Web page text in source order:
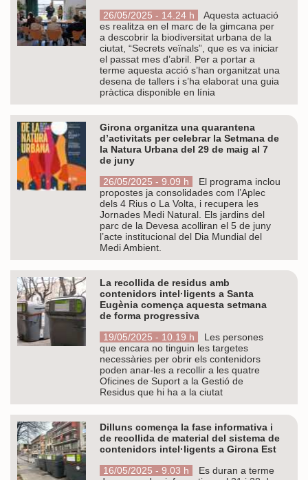
26/05/2025 - 14.24 h
Aquesta actuació
es realitza en el marc de la gimcana per
a descobrir la biodiversitat urbana de la
ciutat, “Secrets veïnals”, que es va iniciar
el passat mes d’abril. Per a portar a
terme aquesta acció s’han organitzat una
desena de tallers i s’ha elaborat una guia
pràctica disponible en línia
Girona organitza una quarantena
d’activitats per celebrar la Setmana de
la Natura Urbana del 29 de maig al 7
de juny
26/05/2025 - 9.09 h
El programa inclou
propostes ja consolidades com l’Aplec
dels 4 Rius o La Volta, i recupera les
Jornades Medi Natural. Els jardins del
parc de la Devesa acolliran el 5 de juny
l’acte institucional del Dia Mundial del
Medi Ambient.
La recollida de residus amb
contenidors intel·ligents a Santa
Eugènia comença aquesta setmana
de forma progressiva
19/05/2025 - 10.19 h
Les persones
que encara no tinguin les targetes
necessàries per obrir els contenidors
poden anar-les a recollir a les quatre
Oficines de Suport a la Gestió de
Residus que hi ha a la ciutat
Dilluns comença la fase informativa i
de recollida de material del sistema de
contenidors intel·ligents a Girona Est
16/05/2025 - 9.03 h
Es duran a terme